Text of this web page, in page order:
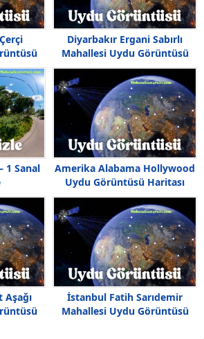
Diyarbakır Ergani Sabırlı
Mahallesi Uydu Görüntüsü
Haritası
1 Sanal
Amerika Alabama Hollywood
Uydu Görüntüsü Haritası
İstanbul Fatih Sarıdemir
Mahallesi Uydu Görüntüsü